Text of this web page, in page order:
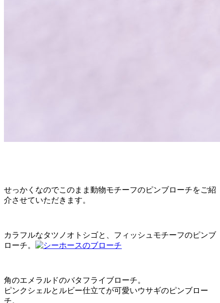
せっかくなのでこのまま動物モチーフのピンブローチをご紹
介させていただきます。
カラフルなタツノオトシゴと、フィッシュモチーフのピンブ
ローチ。
角のエメラルドのバタフライブローチ。
ピンクシェルとルビー仕立てが可愛いウサギのピンブロー
チ。